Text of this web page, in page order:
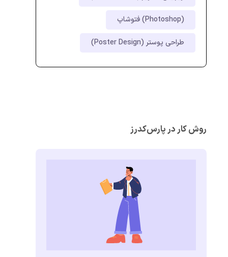
فتوشاپ (Photoshop)
طراحی پوستر (Poster Design)
روش کار در پارس‌کدرز